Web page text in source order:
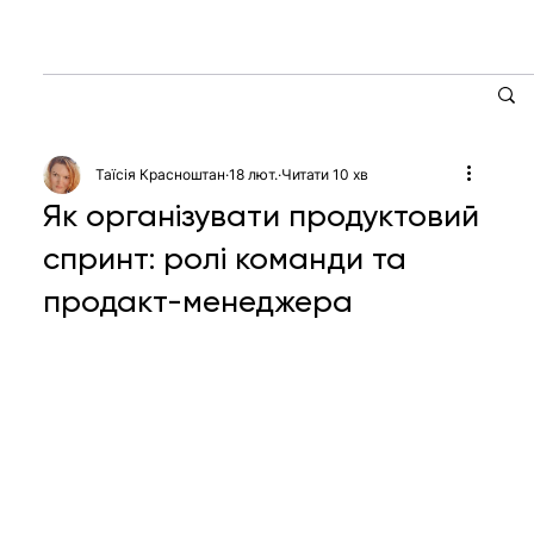
Як організувати продуктовий
спринт: ролі команди та
продакт-менеджера
Таїсія Красноштан 18 лют. Читати 10 хв